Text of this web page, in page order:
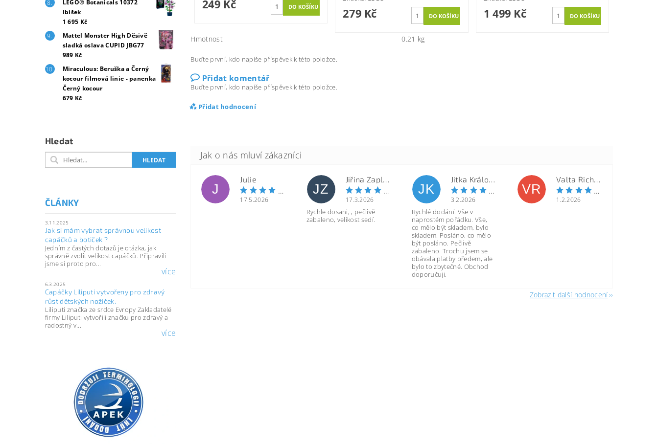
LEGO® Botanicals 10372
Ibišek
1 695 Kč
Mattel Monster High Děsivě
sladká oslava CUPID JBG77
989 Kč
Miraculous: Beruška a Černý
kocour filmová linie - panenka
Černý kocour
679 Kč
Hledat
ČLÁNKY
3.11.2025
Jak si mám vybrat správnou velikost
capáčků a botiček ?
Jedním z častých dotazů je otázka, jak
správně zvolit velikost capáčků. Připravili
jsme si proto pro...
více
6.3.2025
Capáčky Liliputi vytvořeny pro zdravý
růst dětských nožiček.
Liliputi značka ze srdce Evropy Zakladatelé
firmy Liliputi vytvořili značku pro zdravý a
radostný v...
více
249 Kč
279 Kč 1 499 Kč
Hmotnost 0.21 kg
Buďte první, kdo napíše příspěvek k této položce.
Přidat komentář
Buďte první, kdo napíše příspěvek k této položce.
Přidat hodnocení
J
Julie
17.5.2026
JZ
Jiřina Zapletalová
17.3.2026
Rychle dosani, , pečlivě
zabaleno, velikost sedí.
JK
Jitka Královcová
3.2.2026
Rychlé dodání. Vše v
naprostém pořádku. Vše,
co mělo být skladem, bylo
skladem. Posláno, co mělo
být posláno. Pečlivě
zabaleno. Trochu jsem se
obávala platby předem, ale
bylo to zbytečné. Obchod
doporučuji.
VR
Valta Richard
1.2.2026
Zobrazit další hodnocení